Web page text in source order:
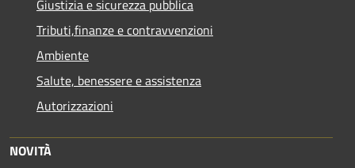
Giustizia e sicurezza pubblica
Tributi,finanze e contravvenzioni
Ambiente
Salute, benessere e assistenza
Autorizzazioni
NOVITÀ